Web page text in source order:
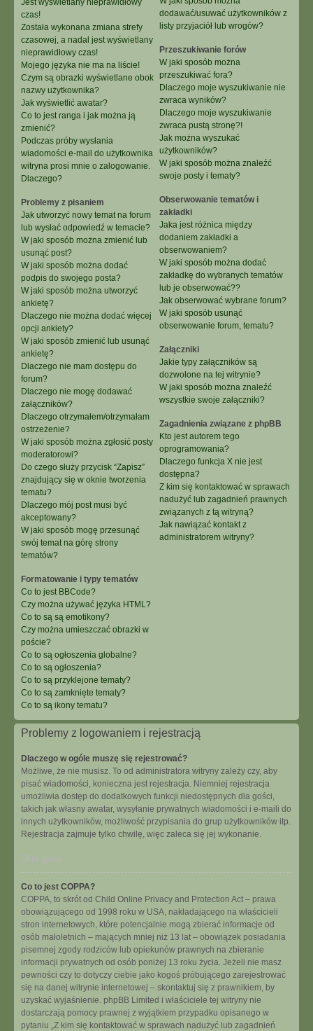
Jest wyświetlany nieprawidłowy
czas!
Została wykonana zmiana strefy
czasowej, a nadal jest wyświetlany
nieprawidłowy czas!
Mojego języka nie ma na liście!
Czym są obrazki wyświetlane obok
nazwy użytkownika?
Jak wyświetlić awatar?
Co to jest ranga i jak można ją
zmienić?
Podczas próby wysłania
wiadomości e-mail do użytkownika
witryna prosi mnie o zalogowanie.
Dlaczego?
Problemy z pisaniem
Jak utworzyć nowy temat na forum
lub wysłać odpowiedź w temacie?
W jaki sposób można zmienić lub
usunąć post?
W jaki sposób można dodać
podpis do swojego posta?
W jaki sposób można utworzyć
ankietę?
Dlaczego nie można dodać więcej
opcji ankiety?
W jaki sposób zmienić lub usunąć
ankietę?
Dlaczego nie mam dostępu do
forum?
Dlaczego nie mogę dodawać
załączników?
Dlaczego otrzymałem/otrzymałam
ostrzeżenie?
W jaki sposób można zgłosić posty
moderatorowi?
Do czego służy przycisk “Zapisz”
znajdujący się w oknie tworzenia
tematu?
Dlaczego mój post musi być
akceptowany?
W jaki sposób mogę przesunąć
swój temat na górę strony
tematów?
Formatowanie i typy tematów
Co to jest BBCode?
Czy można używać języka HTML?
Co to są są emotikony?
Czy można umieszczać obrazki w
poście?
Co to są ogłoszenia globalne?
Co to są ogłoszenia?
Co to są przyklejone tematy?
Co to są zamknięte tematy?
Co to są ikony tematu?
dodawać/usuwać użytkowników z
listy przyjaciół lub wrogów?
Przeszukiwanie forów
W jaki sposób można
przeszukiwać fora?
Dlaczego moje wyszukiwanie nie
zwraca wyników?
Dlaczego moje wyszukiwanie
zwraca pustą stronę?!
Jak można wyszukać
użytkowników?
W jaki sposób można znaleźć
swoje posty i tematy?
Obserwowanie tematów i
zakładki
Jaka jest różnica między
dodaniem zakładki a
obserwowaniem?
W jaki sposób można dodać
zakładkę do wybranych tematów
lub je obserwować??
Jak obserwować wybrane forum?
W jaki sposób usunąć
obserwowanie forum, tematu?
Załączniki
Jakie typy załączników są
dozwolone na tej witrynie?
W jaki sposób można znaleźć
wszystkie swoje załączniki?
Zagadnienia związane z phpBB
Kto jest autorem tego
oprogramowania?
Dlaczego funkcja X nie jest
dostępna?
Z kim się kontaktować w sprawach
nadużyć lub zagadnień prawnych
związanych z tą witryną?
Jak nawiązać kontakt z
administratorem witryny?
Problemy z logowaniem i rejestracją
Dlaczego w ogóle muszę się rejestrować?
Możliwe, że nie musisz. To od administratora witryny zależy czy, aby
pisać wiadomości, konieczna jest rejestracja. Niemniej rejestracja
umożliwia dostęp do dodatkowych funkcji niedostępnych dla gości,
takich jak własny awatar, wysyłanie prywatnych wiadomości i e-maili do
innych użytkowników, możliwość przypisania do grup użytkowników itp.
Rejestracja zajmuje tylko chwilę, więc zaleca się jej wykonanie.
Na górę
Co to jest COPPA?
COPPA, to skrót od Child Online Privacy and Protection Act – prawa
obowiązującego od 1998 roku w USA, nakładającego na właścicieli
stron internetowych, które potencjalnie mogą zbierać informacje od
osób małoletnich – mających mniej niż 13 lat – obowiązek posiadania
pisemnej zgody rodziców lub opiekunów prawnych na zbieranie
informacji prywatnych od osób poniżej 13 roku życia. Jeżeli nie masz
pewności czy to dotyczy ciebie jako kogoś próbującego zarejestrować
się na danej witrynie internetowej – skontaktuj się z prawnikiem, by
uzyskać wyjaśnienie. phpBB Limited i właściciele tej witryny nie
dostarczają pomocy prawnej z wyjątkiem przypadku opisanego w
pytaniu „Z kim się kontaktować w sprawach nadużyć lub zagadnień